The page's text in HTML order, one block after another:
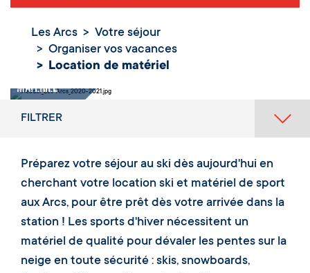
Les Arcs
Votre séjour
Organiser vos vacances
Location de matériel
matériel
FILTRER
Préparez votre séjour au ski dès aujourd'hui en
cherchant votre location ski et matériel de sport
aux Arcs, pour être prêt dès votre arrivée dans la
station ! Les sports d'hiver nécessitent un
matériel de qualité pour dévaler les pentes sur la
neige en toute sécurité : skis, snowboards,